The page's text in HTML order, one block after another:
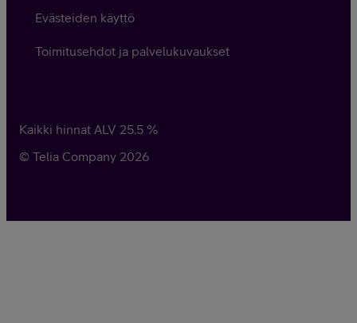
Evästeiden käyttö
Toimitusehdot ja palvelukuvaukset
Kaikki hinnat ALV 25,5 %
© Telia Company 2026